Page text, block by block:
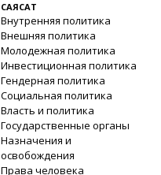
САЯСАТ
Внутренняя политика
Внешняя политика
Молодежная политика
Инвестиционная политика
Гендерная политика
Социальная политика
Власть и политика
Государственные органы
Назначения и
освобождения
Права человека